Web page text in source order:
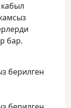
бар.
берилген